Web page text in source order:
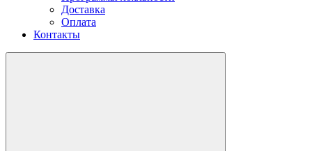
Доставка
Оплата
Контакты